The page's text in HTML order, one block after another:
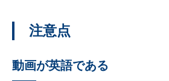
注意点
動画が英語である